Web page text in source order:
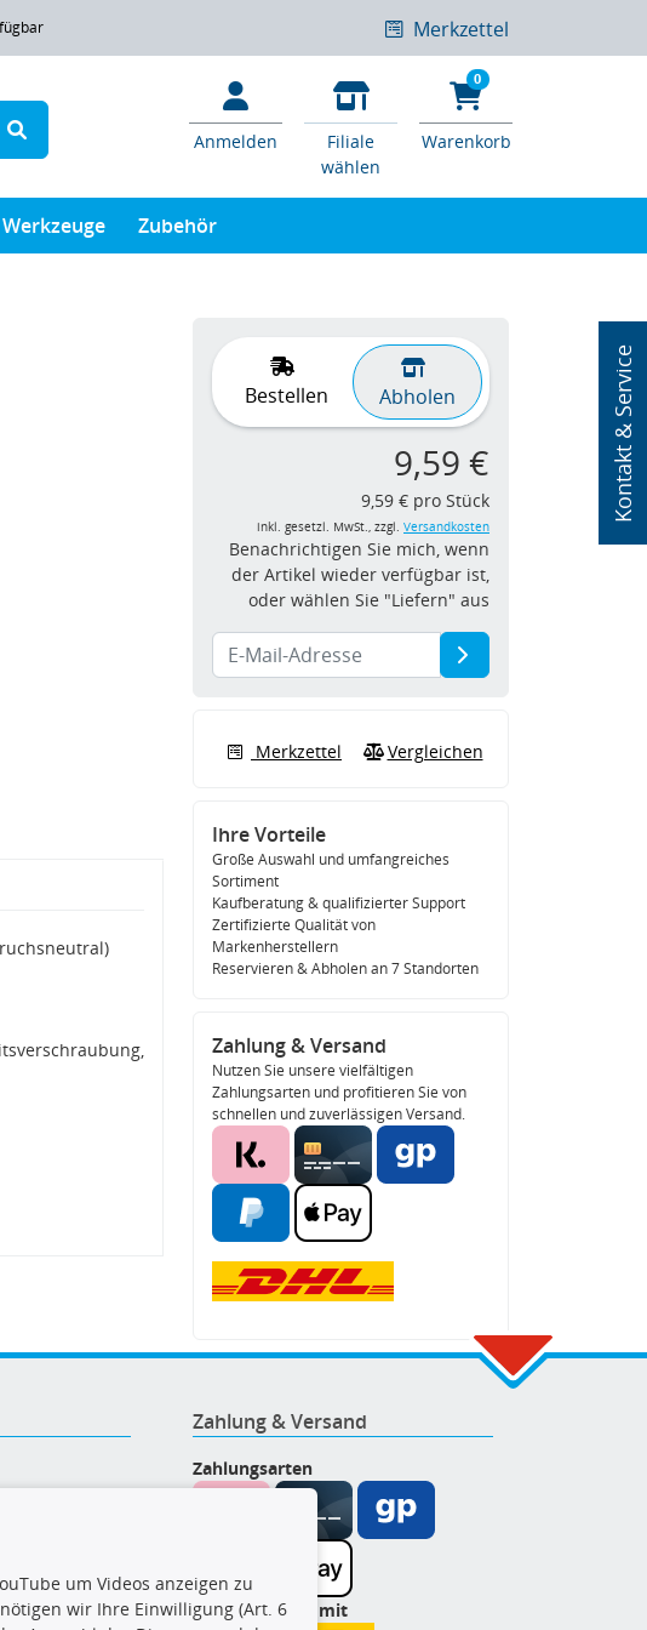
Kontakt & Service
Merkzettel
Anmelden
Filiale
wählen
0
Warenkorb
Werkzeuge Zubehör
Bestellen Abholen
9,59 €
9,59 € pro Stück
inkl. gesetzl. MwSt., zzgl. Versandkosten
Benachrichtigen Sie mich, wenn
der Artikel wieder verfügbar ist,
oder wählen Sie "Liefern" aus
Merkzettel Vergleichen
Ihre Vorteile
Große Auswahl und umfangreiches
Sortiment
Kaufberatung & qualifizierter Support
Zertifizierte Qualität von
Markenherstellern
Reservieren & Abholen an 7 Standorten
Zahlung & Versand
Nutzen Sie unsere vielfältigen
Zahlungsarten und profitieren Sie von
schnellen und zuverlässigen Versand.
Zahlung & Versand
Zahlungsarten
Wir versenden mit
um Videos anzeigen zu
wir Ihre Einwilligung (Art. 6